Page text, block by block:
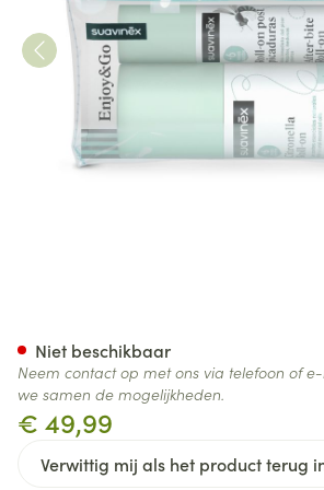
€ 49,99
Verwittig mij als het product terug
Niet beschikbaar
Neem contact op met ons via telefoon of
we samen de mogelijkheden.